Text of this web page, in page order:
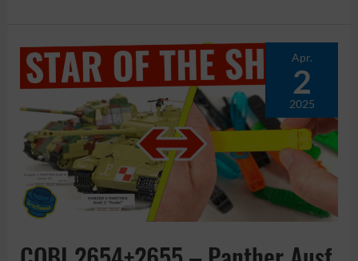
DORA
aka
Schwerer
Gustav
(Speed
Build
Review)
Apr.
2
2025